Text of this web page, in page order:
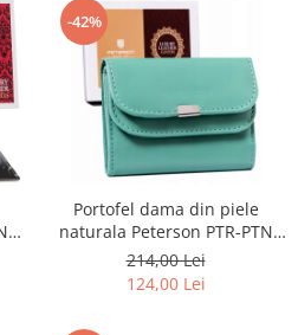
-42%
Portofel dama din piele
naturala Peterson PTR-PTN
RD-GC02-MCL-4383
214,00 Lei
124,00 Lei